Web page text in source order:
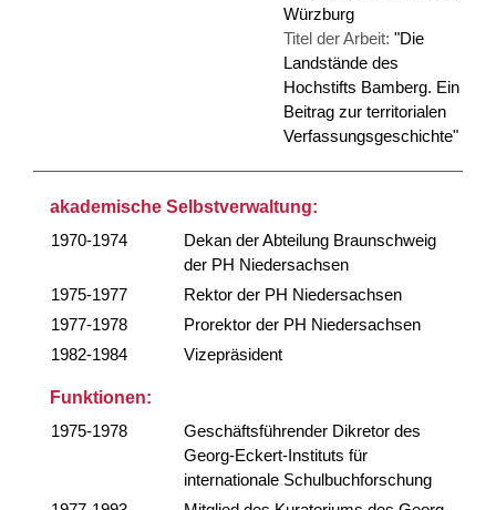
Würzburg
Titel der Arbeit: "Die
Landstände des
Hochstifts Bamberg. Ein
Beitrag zur territorialen
Verfassungsgeschichte"
akademische Selbstverwaltung:
1970-1974
Dekan der Abteilung Braunschweig
der PH Niedersachsen
1975-1977
Rektor der PH Niedersachsen
1977-1978
Prorektor der PH Niedersachsen
1982-1984
Vizepräsident
Funktionen:
1975-1978
Geschäftsführender Dikretor des
Georg-Eckert-Instituts für
internationale Schulbuchforschung